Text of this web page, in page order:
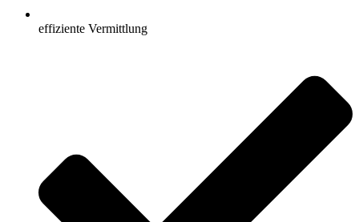
effiziente Vermittlung